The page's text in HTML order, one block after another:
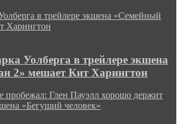
в трейлере экшена «Семейный
Харингтон
Уолберга в трейлере экшена
2» мешает Кит Харингтон
пробежал: Глен Пауэлл хорошо держит
«Бегущий человек»